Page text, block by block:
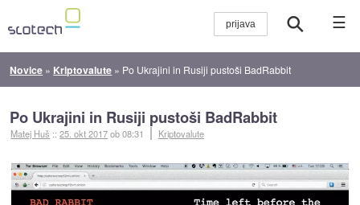
☰
Novice » Kriptovalute » Po Ukrajini in Rusiji pustoši BadRabbit
Po Ukrajini in Rusiji pustoši BadRabbit
Matej Huš ::25. okt 2017ob 08:31 Kriptovalute